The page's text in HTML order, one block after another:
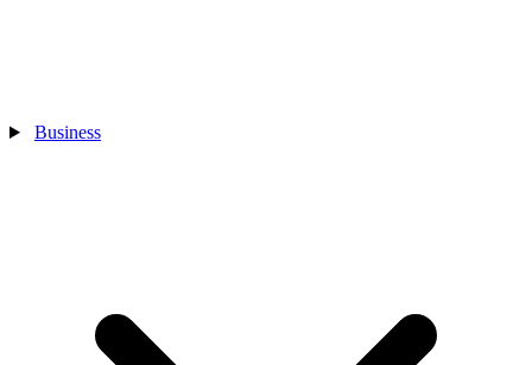
Business